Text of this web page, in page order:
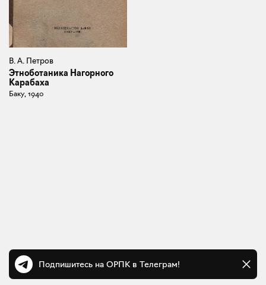
В. А. Петров
Этноботаника Нагорного
Карабаха
Баку, 1940
Подпишитесь на ОРПК в Телеграм!